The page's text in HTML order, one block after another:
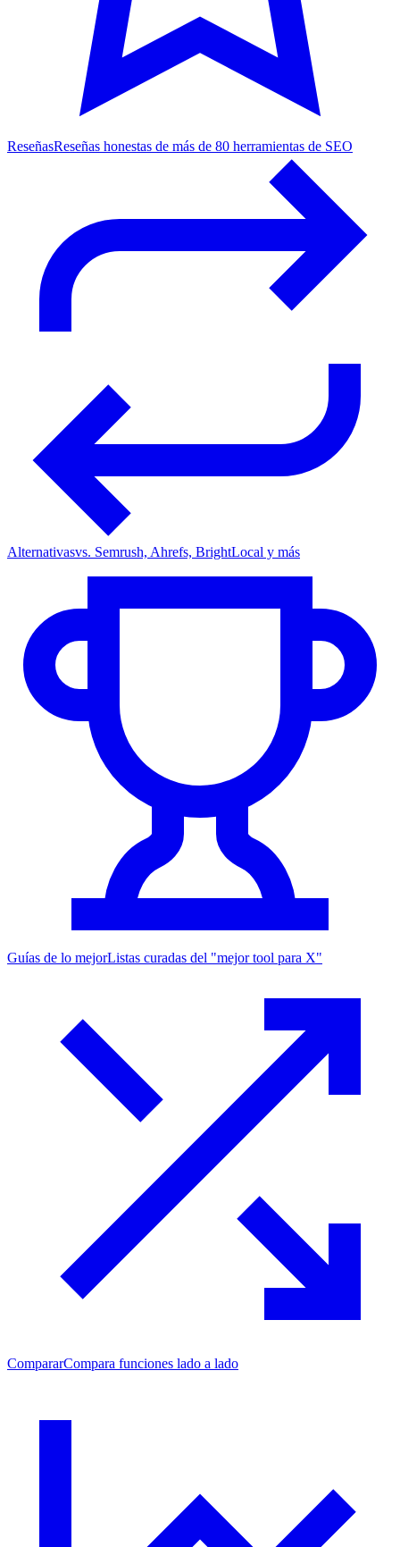
ReseñasReseñas honestas de más de 80 herramientas de SEO
Alternativasvs. Semrush, Ahrefs, BrightLocal y más
Guías de lo mejorListas curadas del "mejor tool para X"
CompararCompara funciones lado a lado